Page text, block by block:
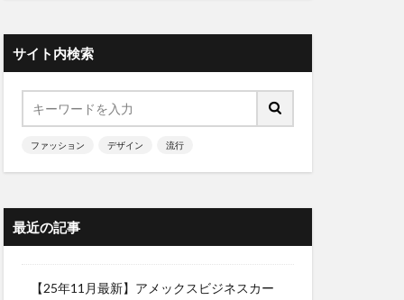
サイト内検索
ファッション デザイン 流行
最近の記事
【25年11月最新】アメックスビジネスカー